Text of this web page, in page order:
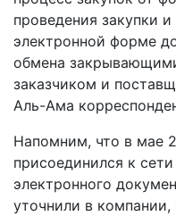
проведения закупки
электронной форме
обмена
заказчиком и
Аль-Ама
Напомним, что в мае
присоединился к
электронного
уточнили в компании,